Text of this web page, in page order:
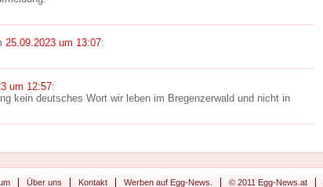
25.09.2023 um 13:07:
um 12:57:
kein deutsches Wort wir leben im Bregenzerwald und nicht in
Über uns Kontakt Werben auf Egg-News. © 2011 Egg-News.at